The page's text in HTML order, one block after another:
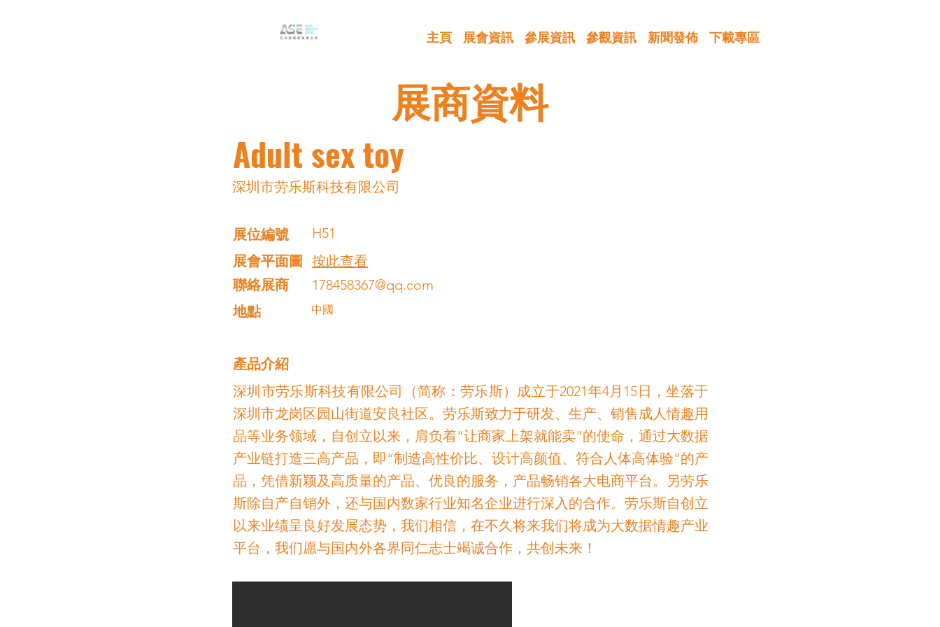
主頁 展會資訊 參展資訊 參觀資訊 新聞發佈 下載專區
展商資料
Adult sex toy
深圳市劳乐斯科技有限公司
展位編號 H51
展會平面圖 按此查看
​聯絡展商
178458367@qq.com
​地點 中國
​產品介紹
深圳市劳乐斯科技有限公司（简称：劳乐斯）成立于2021年4月15日，坐落于
深圳市龙岗区园山街道安良社区。劳乐斯致力于研发、生产、销售成人情趣用
品等业务领域，自创立以来，肩负着“让商家上架就能卖”的使命，通过大数据
产业链打造三高产品，即“制造高性价比、设计高颜值、符合人体高体验”的产
品，凭借新颖及高质量的产品、优良的服务，产品畅销各大电商平台。另劳乐
斯除自产自销外，还与国内数家行业知名企业进行深入的合作。劳乐斯自创立
以来业绩呈良好发展态势，我们相信，在不久将来我们将成为大数据情趣产业
平台，我们愿与国内外各界同仁志士竭诚合作，共创未来！